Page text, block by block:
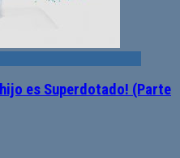
es Superdotado! (Parte